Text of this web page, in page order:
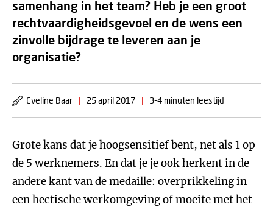
samenhang in het team? Heb je een groot
rechtvaardigheidsgevoel en de wens een
zinvolle bijdrage te leveren aan je
organisatie?
Eveline Baar | 25 april 2017 | 3-4 minuten leestijd
Grote kans dat je hoogsensitief bent, net als 1 op
de 5 werknemers. En dat je je ook herkent in de
andere kant van de medaille: overprikkeling in
een hectische werkomgeving of moeite met het